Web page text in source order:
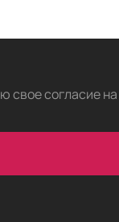
свое согласие на